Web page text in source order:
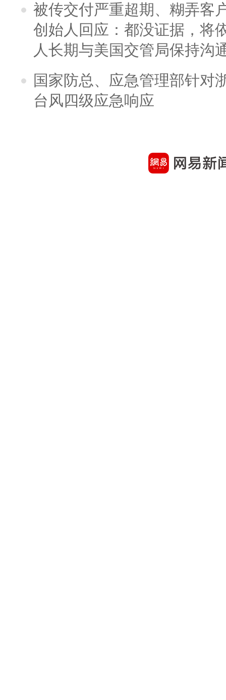
被传交付严重超期、糊弄客
创始人回应：都没证据，将
人长期与美国交管局保持沟
国家防总、应急管理部针对
台风四级应急响应